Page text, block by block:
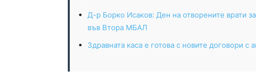
Д-р Борко Исаков: Ден на отворените врати
във Втора МБАЛ
Здравната каса е готова с новите договори с